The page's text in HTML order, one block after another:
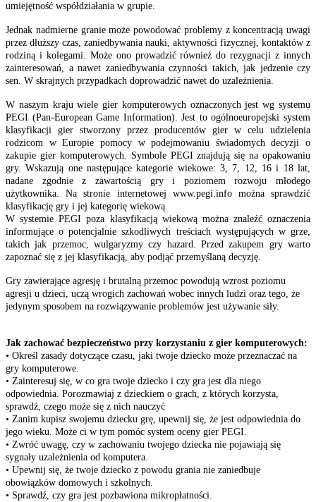
umiejętność współdziałania w grupie.
Jednak nadmierne granie może powodować problemy z koncentracją uwagi
przez dłuższy czas, zaniedbywania nauki, aktywności fizycznej, kontaktów z
rodziną i kolegami. Może ono prowadzić również do rezygnacji z innych
zainteresowań, a nawet zaniedbywania czynności takich, jak jedzenie czy
sen. W skrajnych przypadkach doprowadzić nawet do uzależnienia.
W naszym kraju wiele gier komputerowych oznaczonych jest wg systemu
PEGI (Pan-European Game Information). Jest to ogólnoeuropejski system
klasyfikacji gier stworzony przez producentów gier w celu udzielenia
rodzicom w Europie pomocy w podejmowaniu świadomych decyzji o
zakupie gier komputerowych. Symbole PEGI znajdują się na opakowaniu
gry. Wskazują one następujące kategorie wiekowe: 3, 7, 12, 16 i 18 lat,
nadane zgodnie z zawartością gry i poziomem rozwoju młodego
użytkownika. Na stronie internetowej www.pegi.info można sprawdzić
klasyfikację gry i jej kategorię wiekową.
W systemie PEGI poza klasyfikacją wiekową można znaleźć oznaczenia
informujące o potencjalnie szkodliwych treściach występujących w grze,
takich jak przemoc, wulgaryzmy czy hazard. Przed zakupem gry warto
zapoznać się z jej klasyfikacją, aby podjąć przemyślaną decyzję.
Gry zawierające agresję i brutalną przemoc powodują wzrost poziomu
agresji u dzieci, uczą wrogich zachowań wobec innych ludzi oraz tego, że
jedynym sposobem na rozwiązywanie problemów jest używanie siły.
Jak zachować bezpieczeństwo przy korzystaniu z gier komputerowych:
• Określ zasady dotyczące czasu, jaki twoje dziecko może przeznaczać na
gry komputerowe.
• Zainteresuj się, w co gra twoje dziecko i czy gra jest dla niego
odpowiednia. Porozmawiaj z dzieckiem o grach, z których korzysta,
sprawdź, czego może się z nich nauczyć
• Zanim kupisz swojemu dziecku grę, upewnij się, że jest odpowiednia do
jego wieku. Może ci w tym pomóc system oceny gier PEGI.
• Zwróć uwagę, czy w zachowaniu twojego dziecka nie pojawiają się
sygnały uzależnienia od komputera.
• Upewnij się, że twoje dziecko z powodu grania nie zaniedbuje
obowiązków domowych i szkolnych.
• Sprawdź, czy gra jest pozbawiona mikropłatności.